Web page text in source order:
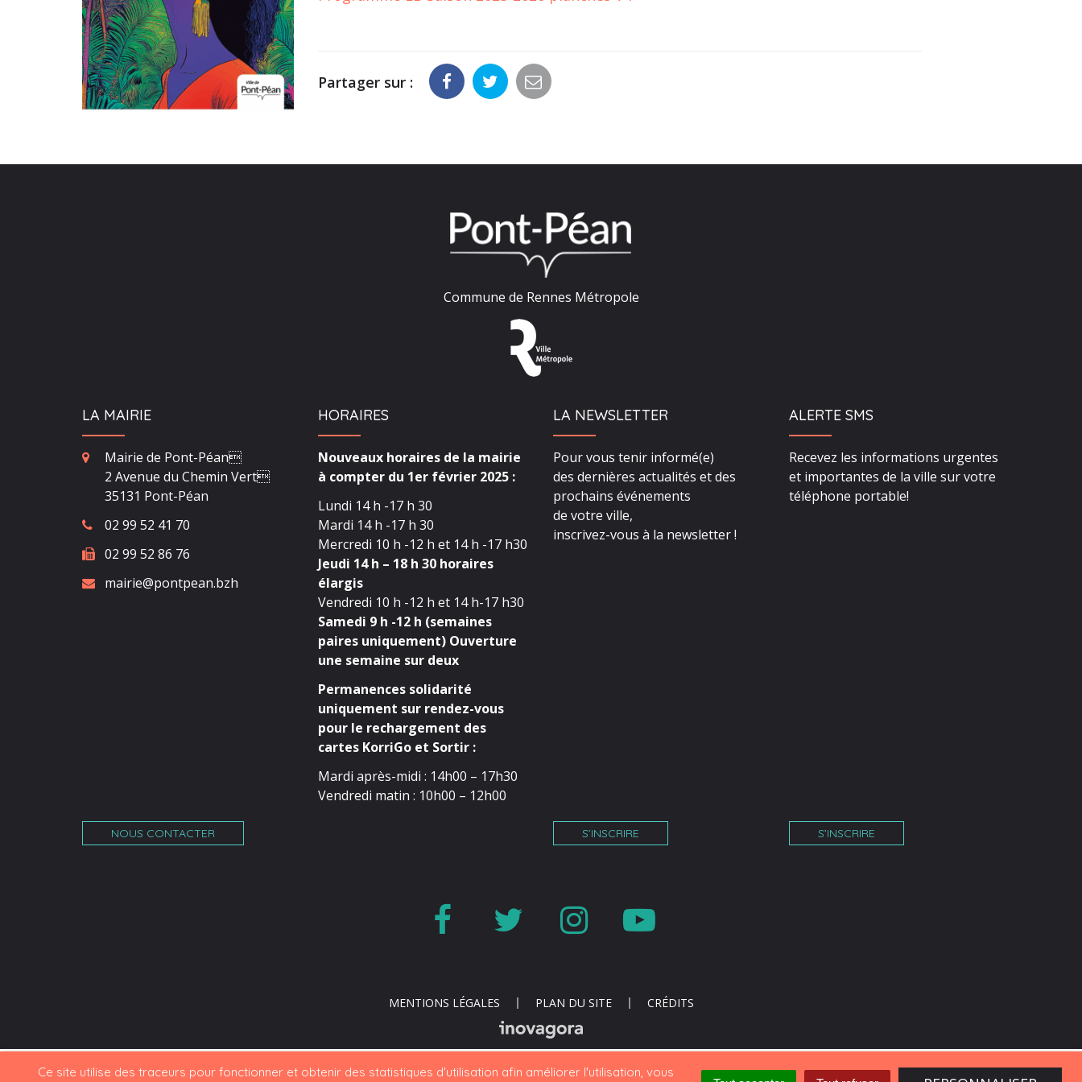
Ce site utilise des traceurs pour fonctionner et obtenir des statistiques d'utilisation afin améliorer l'utilisation, vous
Partager sur :
Commune de Rennes Métropole
LA MAIRIE
Mairie de Pont-Péan
2 Avenue du Chemin Vert
35131 Pont-Péan
02 99 52 41 70
02 99 52 86 76
mairie@pontpean.bzh
NOUS CONTACTER
HORAIRES
Nouveaux horaires de la mairie
à compter du 1er février 2025 :
Lundi 14 h -17 h 30
Mardi 14 h -17 h 30
Mercredi 10 h -12 h et 14 h -17 h30
Jeudi 14 h – 18 h 30 horaires
élargis
Vendredi 10 h -12 h et 14 h-17 h30
Samedi 9 h -12 h (semaines
paires uniquement) Ouverture
une semaine sur deux
Permanences solidarité
uniquement sur rendez-vous
pour le rechargement des
cartes KorriGo et Sortir :
Mardi après-midi : 14h00 – 17h30
Vendredi matin : 10h00 – 12h00
LA NEWSLETTER
Pour vous tenir informé(e)
des dernières actualités et des
prochains événements
de votre ville,
inscrivez-vous à la newsletter !
S’INSCRIRE
ALERTE SMS
Recevez les informations urgentes
et importantes de la ville sur votre
téléphone portable!
S’INSCRIRE
Lien
compte
Facebook
Lien
compte
Twitter
Lien
compte
Instagram
chaîne
Youtube
MENTIONS LÉGALES PLAN DU SITE CRÉDITS